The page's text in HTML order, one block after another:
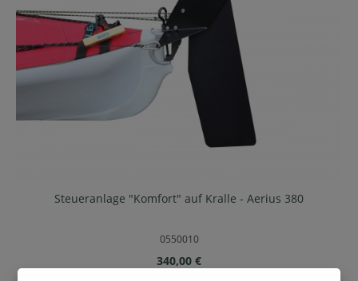
Steueranlage "Komfort" auf Kralle - Aerius 380
0550010
Regulärer Preis:
340,00 €